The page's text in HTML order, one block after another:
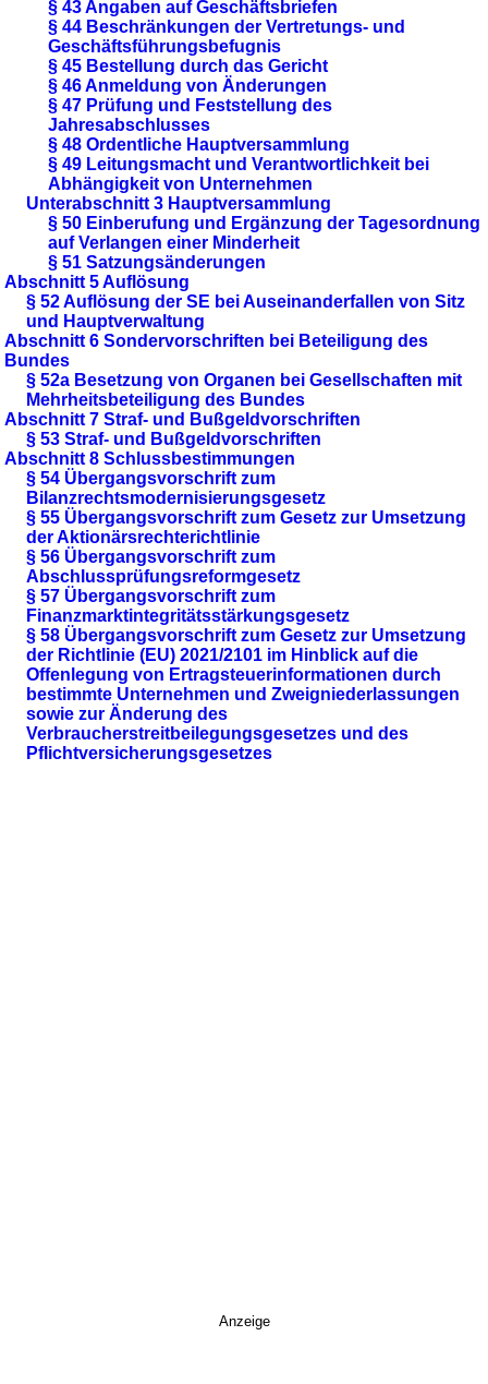
§ 43 Angaben auf Geschäftsbriefen
§ 44 Beschränkungen der Vertretungs- und
Geschäftsführungsbefugnis
§ 45 Bestellung durch das Gericht
§ 46 Anmeldung von Änderungen
§ 47 Prüfung und Feststellung des
Jahresabschlusses
§ 48 Ordentliche Hauptversammlung
§ 49 Leitungsmacht und Verantwortlichkeit bei
Abhängigkeit von Unternehmen
Unterabschnitt 3 Hauptversammlung
§ 50 Einberufung und Ergänzung der Tagesordnung
auf Verlangen einer Minderheit
§ 51 Satzungsänderungen
Abschnitt 5 Auflösung
§ 52 Auflösung der SE bei Auseinanderfallen von Sitz
und Hauptverwaltung
Abschnitt 6 Sondervorschriften bei Beteiligung des
Bundes
§ 52a Besetzung von Organen bei Gesellschaften mit
Mehrheitsbeteiligung des Bundes
Abschnitt 7 Straf- und Bußgeldvorschriften
§ 53 Straf- und Bußgeldvorschriften
Abschnitt 8 Schlussbestimmungen
§ 54 Übergangsvorschrift zum
Bilanzrechtsmodernisierungsgesetz
§ 55 Übergangsvorschrift zum Gesetz zur Umsetzung
der Aktionärsrechterichtlinie
§ 56 Übergangsvorschrift zum
Abschlussprüfungsreformgesetz
§ 57 Übergangsvorschrift zum
Finanzmarktintegritätsstärkungsgesetz
§ 58 Übergangsvorschrift zum Gesetz zur Umsetzung
der Richtlinie (EU) 2021/2101 im Hinblick auf die
Offenlegung von Ertragsteuerinformationen durch
bestimmte Unternehmen und Zweigniederlassungen
sowie zur Änderung des
Verbraucherstreitbeilegungsgesetzes und des
Pflichtversicherungsgesetzes
Anzeige